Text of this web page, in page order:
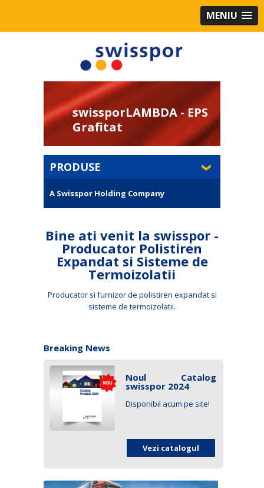
MENIU
swissporLAMBDA - EPS
Grafitat
PRODUSE
A Swisspor Holding Company
Bine ati venit la swisspor -
Producator Polistiren
Expandat si Sisteme de
Termoizolatii
Producator si furnizor de polistiren expandat si
sisteme de termoizolatii.
Breaking News
Noul Catalog
swisspor 2024
Disponibil acum pe site!
Vezi catalogul